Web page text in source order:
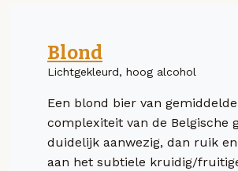
Blond
Lichtgekleurd, hoog alcohol
Een blond bier van
complexiteit van de Belgische
duidelijk aanwezig, dan ruik
aan het subtiele kruidig/